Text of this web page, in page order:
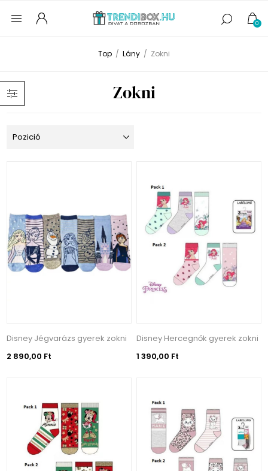
0
Top / Lány / Zokni
Zokni
Disney Jégvarázs gyerek zokni
2 890,00 Ft
Disney Hercegnők gyerek zokni
1 390,00 Ft